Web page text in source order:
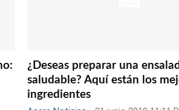
¿Deseas preparar una
saludable? Aquí están los
ingredientes